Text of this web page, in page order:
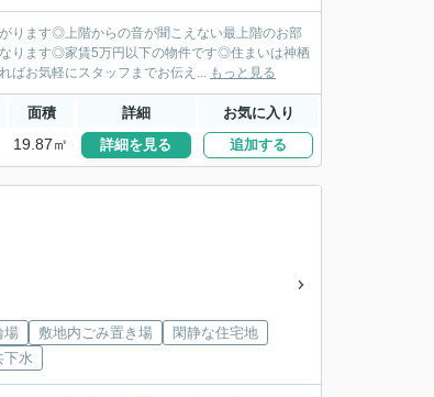
ります◎上階からの音が聞こえない最上階のお部
ります◎家賃5万円以下の物件です◎住まいは神栖
ばお気軽にスタッフまでお伝え... もっと見る
面積 詳細 お気に入り
19.87㎡ 詳細を見る 追加する
場 敷地内ごみ置き場
閑静な住宅地
下水